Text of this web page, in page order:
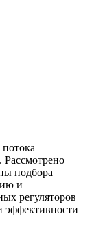
потока
подбора
и
регуляторов
эффективности